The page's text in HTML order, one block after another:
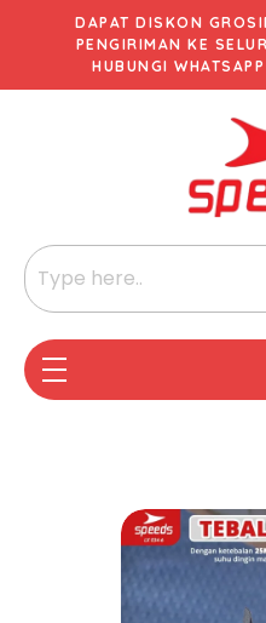
DAPAT DISKON
PENGIRIMAN KE
HUBUNGI